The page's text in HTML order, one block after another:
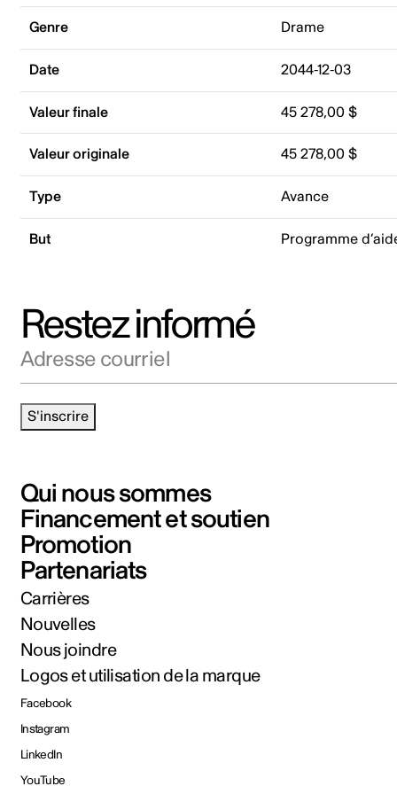
Genre Drame
Date 2044-12-03
Valeur finale 45 278,00 $
Valeur originale 45 278,00 $
Type Avance
But Programme
Restez informé
S'inscrire
Qui nous sommes
Financement et soutien
Promotion
Partenariats
Carrières
Nouvelles
Nous joindre
Logos et utilisation de la marque
Facebook
Instagram
LinkedIn
YouTube